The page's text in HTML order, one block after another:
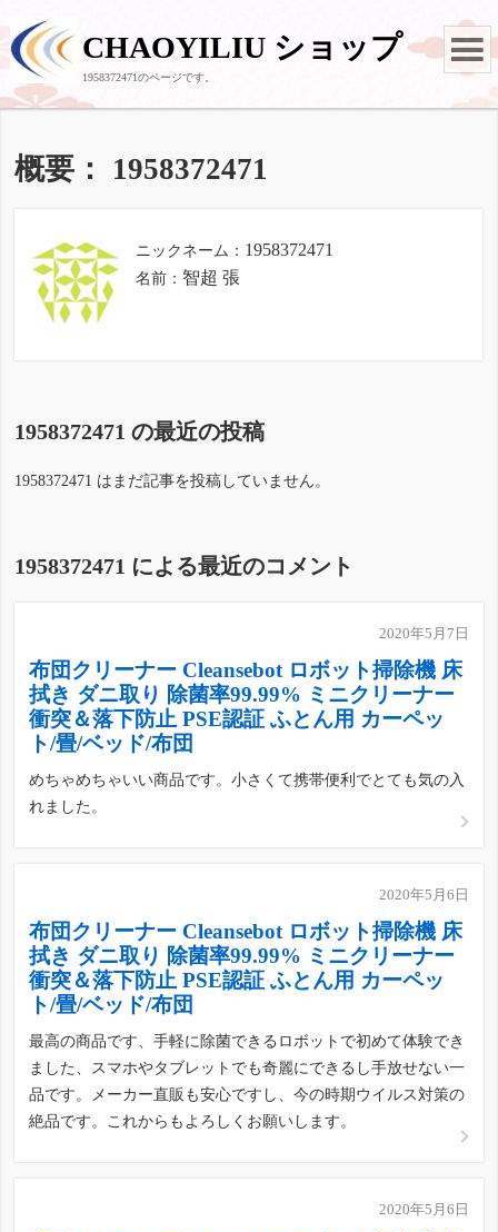
CHAOYILIU ショップ
1958372471のページです。
概要： 1958372471
ニックネーム： 1958372471
名前： 智超 張
1958372471 の最近の投稿
1958372471 はまだ記事を投稿していません。
1958372471 による最近のコメント
2020年5月7日
布団クリーナー Cleansebot ロボット掃除機 床
拭き ダニ取り 除菌率99.99% ミニクリーナー
衝突＆落下防止 PSE認証 ふとん用 カーペッ
ト/畳/ベッド/布団
めちゃめちゃいい商品です。小さくて携帯便利でとても気の入
れました。
2020年5月6日
布団クリーナー Cleansebot ロボット掃除機 床
拭き ダニ取り 除菌率99.99% ミニクリーナー
衝突＆落下防止 PSE認証 ふとん用 カーペッ
ト/畳/ベッド/布団
最高の商品です、手軽に除菌できるロボットで初めて体験でき
ました、スマホやタブレットでも奇麗にできるし手放せない一
品です。メーカー直販も安心ですし、今の時期ウイルス対策の
絶品です。これからもよろしくお願いします。
2020年5月6日